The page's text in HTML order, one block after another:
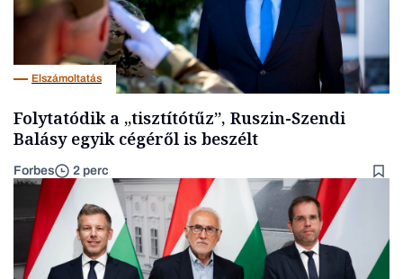
Elszámoltatás
Folytatódik a „tisztítótűz”, Ruszin-Szendi
Balásy egyik cégéről is beszélt
Forbes 2 perc